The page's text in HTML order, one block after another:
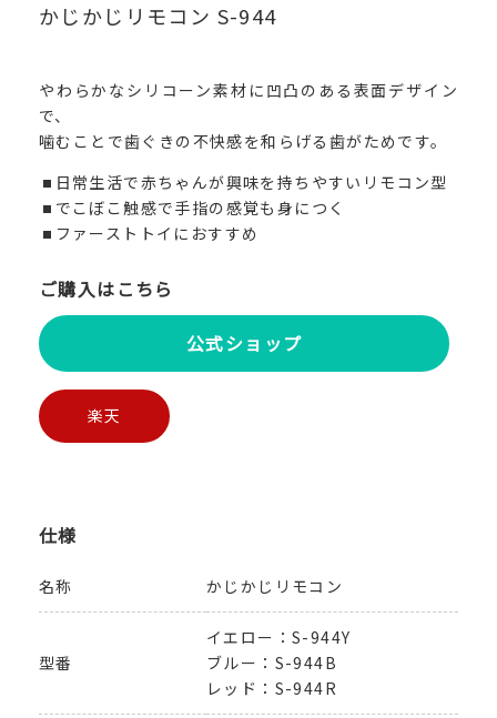
かじかじリモコン S-944
やわらかなシリコーン素材に凹凸のある表面デザイン
で、
噛むことで歯ぐきの不快感を和らげる歯がためです。
日常生活で赤ちゃんが興味を持ちやすいリモコン型
でこぼこ触感で手指の感覚も身につく
ファーストトイにおすすめ
ご購入はこちら
公式ショップ
楽天
仕様
名称 かじかじリモコン
型番
イエロー：S-944Y
ブルー：S-944B
レッド：S-944R